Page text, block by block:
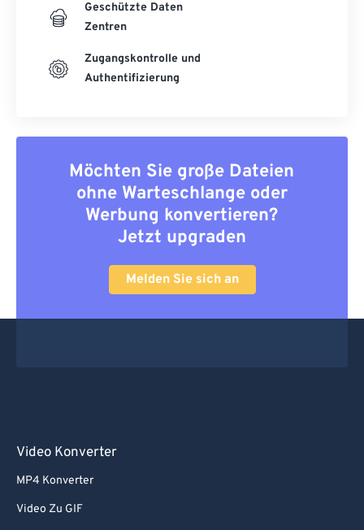
Geschützte Daten
Zentren
Zugangskontrolle und
Authentifizierung
Möchten Sie große Dateien
ohne Warteschlange oder
Werbung konvertieren?
Jetzt upgraden
Melden Sie sich an
Video Konverter
MP4 Konverter
Video Zu GIF